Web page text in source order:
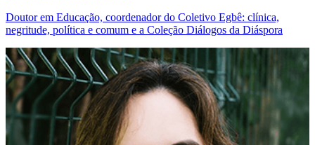
Doutor em Educação, coordenador do Coletivo Egbê : clínica,
negritude, política e comum e a Coleção Diálogos da Diáspora